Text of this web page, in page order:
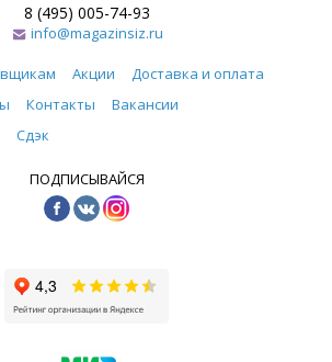
8 (495) 005-74-93
info@magazinsiz.ru
Акции
Доставка и оплата
Контакты
Вакансии
Сдэк
ПОДПИСЫВАЙСЯ